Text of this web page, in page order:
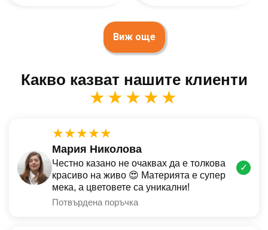
Виж още
Какво казват нашите клиенти
★★★★★
★★★★★
Мария Николова
Честно казано не очаквах да е толкова
красиво на живо 😍 Материята е супер
мека, а цветовете са уникални!
Потвърдена поръчка
✓